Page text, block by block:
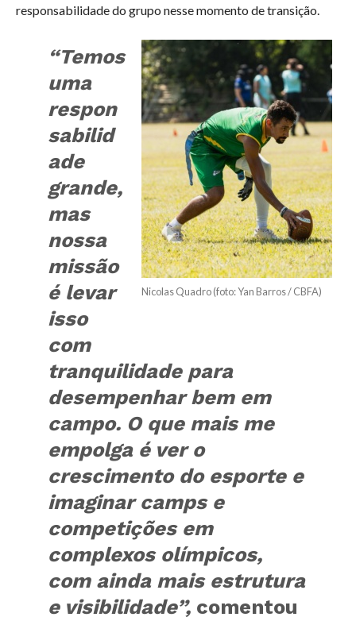
responsabilidade do grupo nesse momento de transição.
Nicolas Quadro (foto: Yan Barros / CBFA)
“Temos
uma
respon
sabilid
ade
grande,
mas
nossa
missão
é levar
isso
com
tranquilidade para
desempenhar bem em
campo. O que mais me
empolga é ver o
crescimento do esporte e
imaginar camps e
competições em
complexos olímpicos,
com ainda mais estrutura
e visibilidade”, comentou